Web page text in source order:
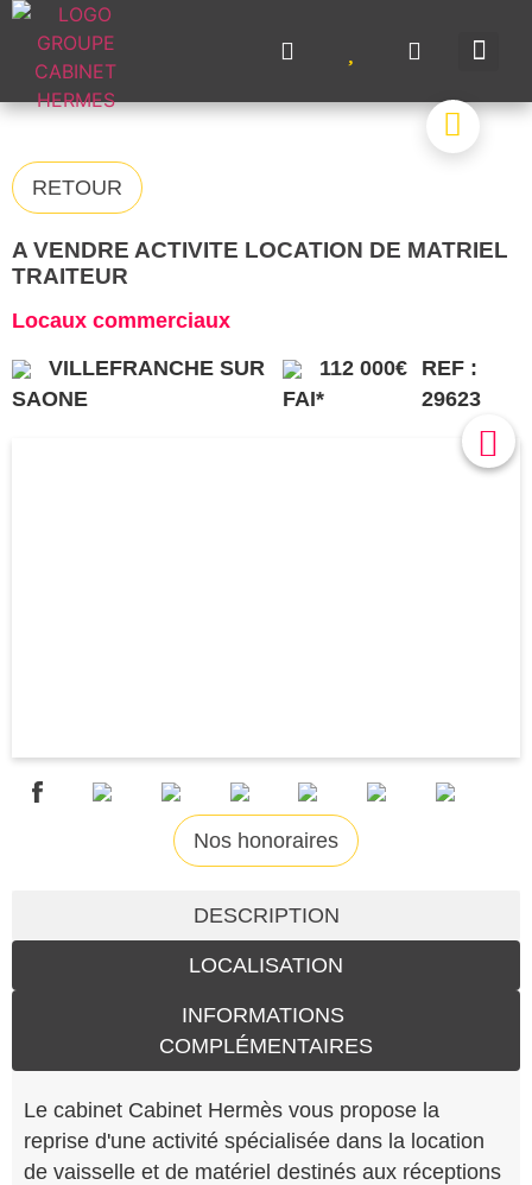
RETOUR
A VENDRE ACTIVITE LOCATION DE MATRIEL
TRAITEUR
Locaux commerciaux
VILLEFRANCHE SUR
SAONE
112 000€
FAI*
REF :
29623
Nos honoraires
DESCRIPTION
LOCALISATION
INFORMATIONS
COMPLÉMENTAIRES
Le cabinet Cabinet Hermès vous propose la
reprise d'une activité spécialisée dans la location
de vaisselle et de matériel destinés aux réceptions